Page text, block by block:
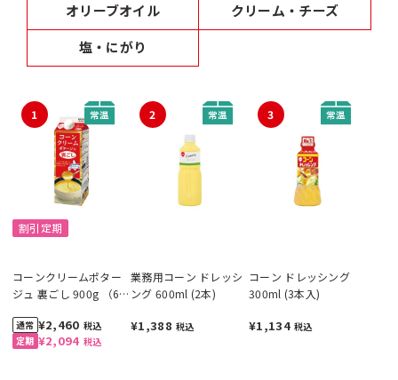
オリーブオイル
クリーム・チーズ
塩・にがり
1
割引定期
コーンクリームポター
ジュ 裏ごし 900g （6本
¥2,094 税込
¥2,460 税込
2
業務用コーン ドレッシ
ング 600ml (2本)
¥1,388 税込
3
コーン ドレッシング
300ml (3本入)
¥1,134 税込